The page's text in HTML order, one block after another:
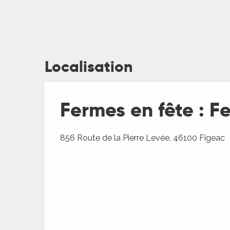
Localisation
Fermes en fête :
856 Route de la Pierre Levée, 46100 Figeac